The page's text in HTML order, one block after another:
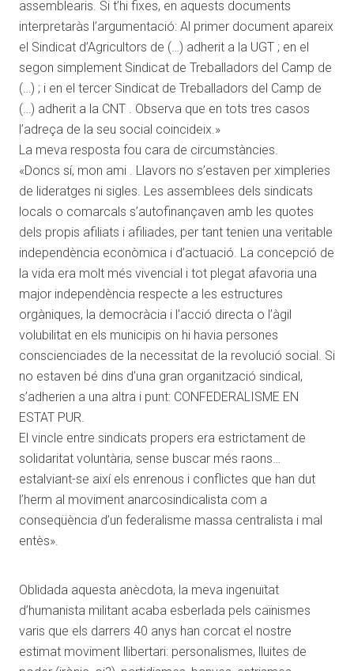
assemblearis. Si t’hi fixes, en aquests documents
interpretaràs l’argumentació: Al primer document apareix
el Sindicat d’Agricultors de (…) adherit a la UGT ; en el
segon simplement Sindicat de Treballadors del Camp de
(…) ; i en el tercer Sindicat de Treballadors del Camp de
(…) adherit a la CNT . Observa que en tots tres casos
l’adreça de la seu social coincideix.»
La meva resposta fou cara de circumstàncies.
«Doncs sí, mon ami . Llavors no s’estaven per ximpleries
de lideratges ni sigles. Les assemblees dels sindicats
locals o comarcals s’autofinançaven amb les quotes
dels propis afiliats i afiliades, per tant tenien una veritable
independència econòmica i d’actuació. La concepció de
la vida era molt més vivencial i tot plegat afavoria una
major independència respecte a les estructures
orgàniques, la democràcia i l’acció directa o l’àgil
volubilitat en els municipis on hi havia persones
conscienciades de la necessitat de la revolució social. Si
no estaven bé dins d’una gran organització sindical,
s’adherien a una altra i punt: CONFEDERALISME EN
ESTAT PUR.
El vincle entre sindicats propers era estrictament de
solidaritat voluntària, sense buscar més raons…
estalviant-se així els enrenous i conflictes que han dut
l’herm al moviment anarcosindicalista com a
conseqüència d’un federalisme massa centralista i mal
entès».
Oblidada aquesta anècdota, la meva ingenuïtat
d’humanista militant acaba esberlada pels caïnismes
varis que els darrers 40 anys han corcat el nostre
estimat moviment llibertari: personalismes, lluites de